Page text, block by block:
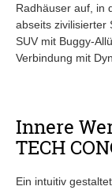
Radhäuser auf, in
abseits zivilisierter
SUV mit Buggy-
Verbindung mit
Innere
TECH
Ein intuitiv